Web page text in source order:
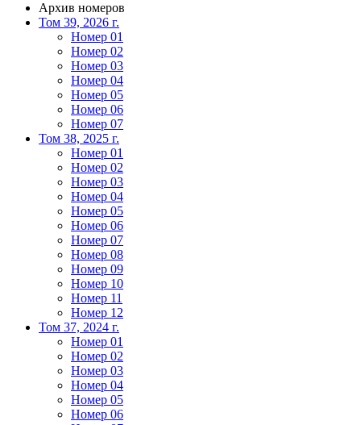
Архив номеров
Том 39, 2026 г.
Номер 01
Номер 02
Номер 03
Номер 04
Номер 05
Номер 06
Номер 07
Том 38, 2025 г.
Номер 01
Номер 02
Номер 03
Номер 04
Номер 05
Номер 06
Номер 07
Номер 08
Номер 09
Номер 10
Номер 11
Номер 12
Том 37, 2024 г.
Номер 01
Номер 02
Номер 03
Номер 04
Номер 05
Номер 06